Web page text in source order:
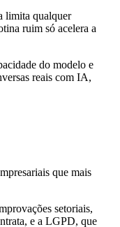
limita qualquer
ruim só acelera a
do modelo e
reais com IA,
que mais
setoriais,
e a LGPD, que